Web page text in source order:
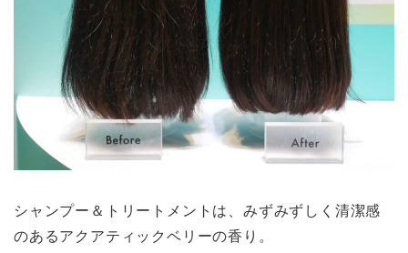
シャンプー＆トリートメントは、みずみずしく清潔感
のあるアクアティックベリーの香り。